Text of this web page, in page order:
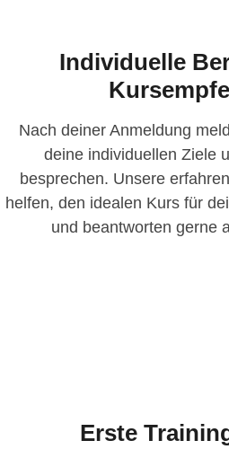
Individuelle
Nach deiner Anmeldung
deine individuellen Ziele
besprechen. Unsere
helfen, den idealen Kurs für
und beantworten gerne
Erste